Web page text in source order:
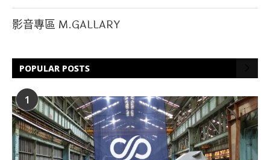
影音專區 M.GALLARY
POPULAR POSTS
1